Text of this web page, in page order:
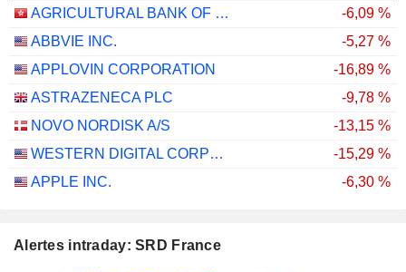
AGRICULTURAL BANK OF CHINA LIMITED
-6,09 %
ABBVIE INC.
-5,27 %
APPLOVIN CORPORATION
-16,89 %
ASTRAZENECA PLC
-9,78 %
NOVO NORDISK A/S
-13,15 %
WESTERN DIGITAL CORPORATION
-15,29 %
APPLE INC.
-6,30 %
Alertes intraday: SRD France